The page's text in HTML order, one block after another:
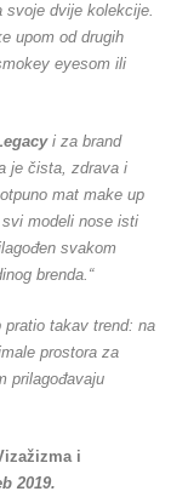
svoje dvije kolekcije.
upom od drugih
eyesom ili
i za brand
je čista, zdrava i
mat make up
modeli nose isti
svakom
brenda.“
takav trend: na
prostora za
prilagođavaju
i
2019.